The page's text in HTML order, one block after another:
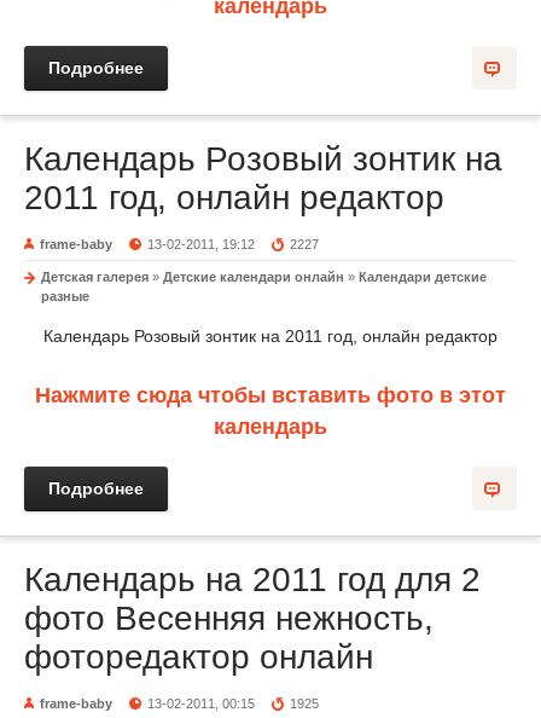
календарь
Подробнее
Календарь Розовый зонтик на
2011 год, онлайн редактор
frame-baby 13-02-2011, 19:12 2227
Детская галерея » Детские календари онлайн » Календари детские
разные
Календарь Розовый зонтик на 2011 год, онлайн редактор
Нажмите сюда чтобы вставить фото в этот
календарь
Подробнее
Календарь на 2011 год для 2
фото Весенняя нежность,
фоторедактор онлайн
frame-baby 13-02-2011, 00:15 1925